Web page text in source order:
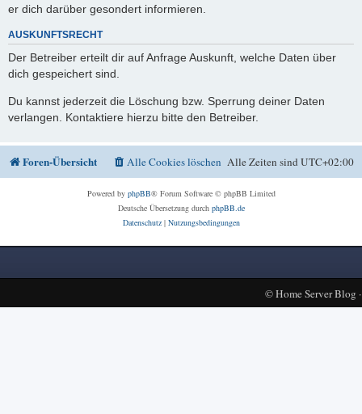
er dich darüber gesondert informieren.
AUSKUNFTSRECHT
Der Betreiber erteilt dir auf Anfrage Auskunft, welche Daten über
dich gespeichert sind.
Du kannst jederzeit die Löschung bzw. Sperrung deiner Daten
verlangen. Kontaktiere hierzu bitte den Betreiber.
Foren-Übersicht Alle Zeiten sindUTC+02:00
Alle Cookies löschen
Powered by phpBB® Forum Software © phpBB Limited
Deutsche Übersetzung durch phpBB.de
Datenschutz| Nutzungsbedingungen
©Home Server Blog